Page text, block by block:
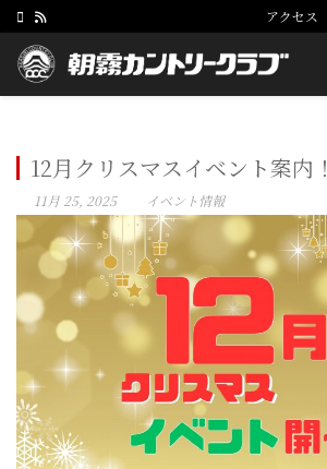
アクセス
12月クリスマスイベント案内！
11月 25, 2025 イベント情報